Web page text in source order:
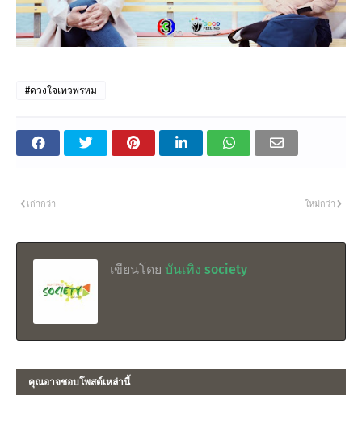
#ดวงใจเทวพรหม
ใหม่กว่า
เก่ากว่า
เขียนโดย บันเทิง society
คุณอาจชอบโพสต์เหล่านี้